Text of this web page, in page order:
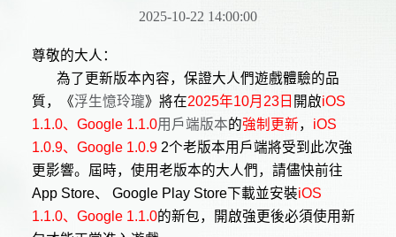
2025-10-22 14:00:00
尊敬的大人：
為了更新版本內容，保證大人們遊戲體驗的品
質，《浮生憶玲瓏》將在2025年10月 23日 開啟iOS
1.1.0、 Google 1.1.0用戶端版本的強制更新， iOS
1.0.9、 Google 1.0.9 2个老版本用戶端將受到此次強
更影響。屆時，使用老版本的大人們，請儘快前往
App Store、 Google Play Store下載並安裝iOS
1.1.0、 Google 1.1.0的新包，開啟強更後必須使用新